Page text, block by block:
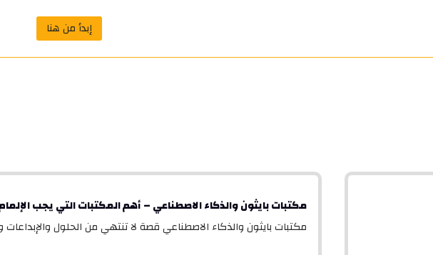
إبدأ من هنا
مكتبات بايثون والذكاء الاصطناعي – أهم المكتبات التي يجب
مكتبات بايثون والذكاء الاصطناعي قصة لا تنتهي من الحلول